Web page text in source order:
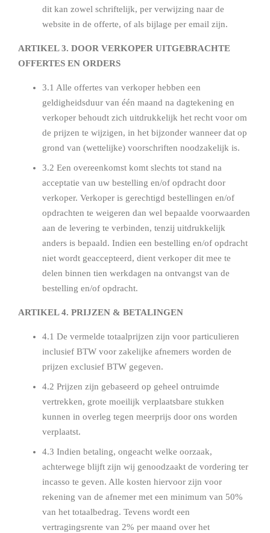
dit kan zowel schriftelijk, per verwijzing naar de
website in de offerte, of als bijlage per email zijn.
ARTIKEL 3. DOOR VERKOPER UITGEBRACHTE
OFFERTES EN ORDERS
3.1 Alle offertes van verkoper hebben een
geldigheidsduur van één maand na dagtekening en
verkoper behoudt zich uitdrukkelijk het recht voor om
de prijzen te wijzigen, in het bijzonder wanneer dat op
grond van (wettelijke) voorschriften noodzakelijk is.
3.2 Een overeenkomst komt slechts tot stand na
acceptatie van uw bestelling en/of opdracht door
verkoper. Verkoper is gerechtigd bestellingen en/of
opdrachten te weigeren dan wel bepaalde voorwaarden
aan de levering te verbinden, tenzij uitdrukkelijk
anders is bepaald. Indien een bestelling en/of opdracht
niet wordt geaccepteerd, dient verkoper dit mee te
delen binnen tien werkdagen na ontvangst van de
bestelling en/of opdracht.
ARTIKEL 4. PRIJZEN & BETALINGEN
4.1 De vermelde totaalprijzen zijn voor particulieren
inclusief BTW voor zakelijke afnemers worden de
prijzen exclusief BTW gegeven.
4.2 Prijzen zijn gebaseerd op geheel ontruimde
vertrekken, grote moeilijk verplaatsbare stukken
kunnen in overleg tegen meerprijs door ons worden
verplaatst.
4.3 Indien betaling, ongeacht welke oorzaak,
achterwege blijft zijn wij genoodzaakt de vordering ter
incasso te geven. Alle kosten hiervoor zijn voor
rekening van de afnemer met een minimum van 50%
van het totaalbedrag. Tevens wordt een
vertragingsrente van 2% per maand over het